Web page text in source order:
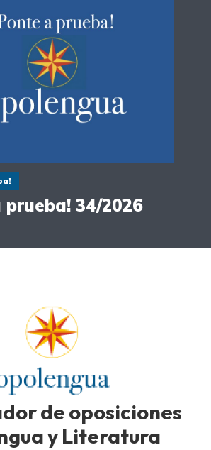
prueba! 34/2026
de oposiciones
y Literatura